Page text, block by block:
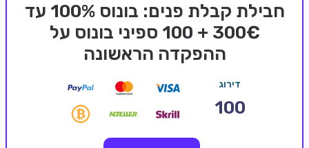
בלאקג'ק אונליין
בונוסים בקזינו אונליין
חבילת קבלת פנים: בונוס 100% עד
300€ + 100 ספיני בונוס על
ההפקדה הראשונה
דירוג
100